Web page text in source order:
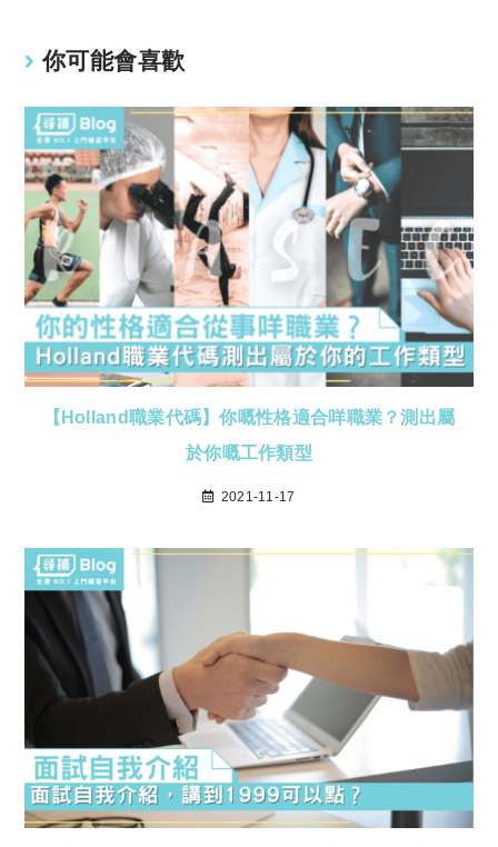
你可能會喜歡
【Holland職業代碼】你嘅性格適合咩職業？測出屬
於你嘅工作類型
2021-11-17